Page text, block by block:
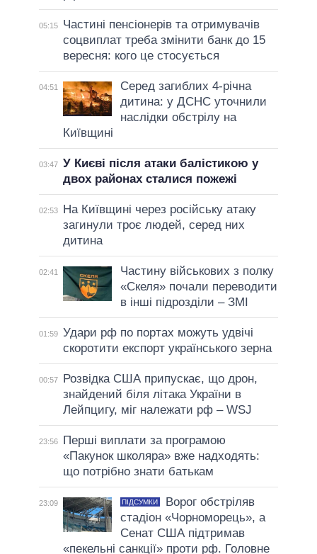
05:15
Частині пенсіонерів та отримувачів
соцвиплат треба змінити банк до 15
вересня: кого це стосується
04:51
Серед загиблих 4-річна
дитина: у ДСНС уточнили
наслідки обстрілу на
Київщині
03:47 У Києві після атаки балістикою у
двох районах сталися пожежі
02:53
На Київщині через російську атаку
загинули троє людей, серед них
дитина
02:41
Частину військових з полку
«Скеля» почали переводити
в інші підрозділи – ЗМІ
01:59 Удари рф по портах можуть удвічі
скоротити експорт українського зерна
00:57
Розвідка США припускає, що дрон,
знайдений біля літака України в
Лейпцигу, міг належати рф – WSJ
23:56
Перші виплати за програмою
«Пакунок школяра» вже надходять:
що потрібно знати батькам
23:09 ПІДСУМКИ
Ворог обстріляв
стадіон «Чорноморець», а
Сенат США підтримав
«пекельні санкції» проти рф. Головне